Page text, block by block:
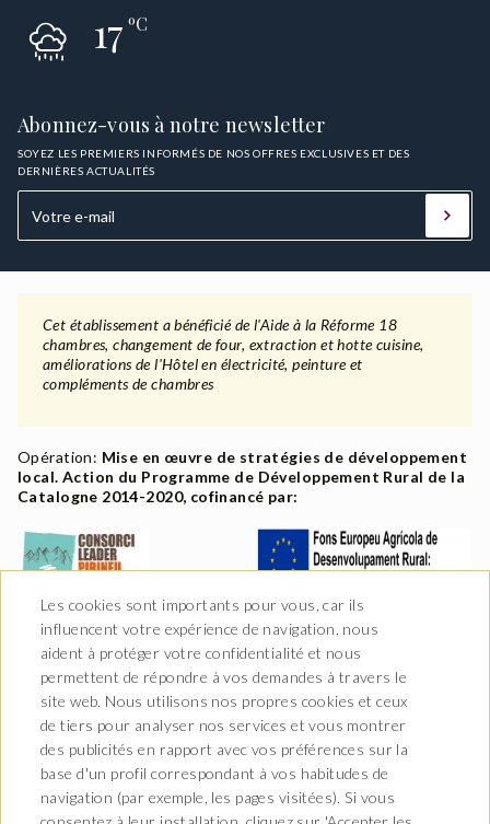
17ºC
Abonnez-vous à notre newsletter
SOYEZ LES PREMIERS INFORMÉS DE NOS OFFRES EXCLUSIVES ET DES
DERNIÈRES ACTUALITÉS
Cet établissement a bénéficié de l'Aide à la Réforme 18
chambres, changement de four, extraction et hotte cuisine,
améliorations de l'Hôtel en électricité, peinture et
compléments de chambres
Opération: Mise en œuvre de stratégies de développement
local. Action du Programme de Développement Rural de la
Catalogne 2014-2020, cofinancé par:
Les cookies sont importants pour vous, car ils
influencent votre expérience de navigation, nous
aident à protéger votre confidentialité et nous
permettent de répondre à vos demandes à travers le
site web. Nous utilisons nos propres cookies et ceux
de tiers pour analyser nos services et vous montrer
des publicités en rapport avec vos préférences sur la
base d'un profil correspondant à vos habitudes de
navigation (par exemple, les pages visitées). Si vous